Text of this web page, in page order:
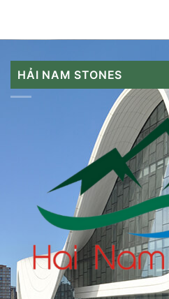
HẢI NAM STONES